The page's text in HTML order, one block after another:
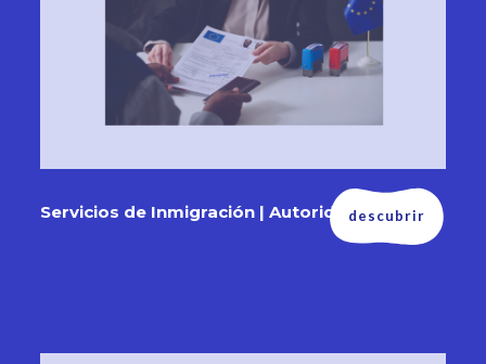
Servicios de Inmigración | Autoridadesdescubrir